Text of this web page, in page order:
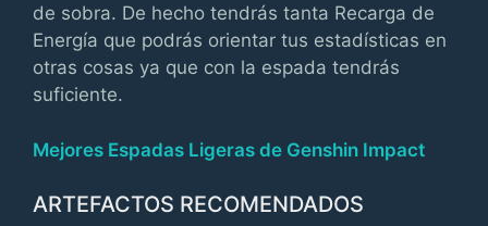
de sobra. De hecho tendrás tanta Recarga de
Energía que podrás orientar tus estadísticas en
otras cosas ya que con la espada tendrás
suficiente.
Mejores Espadas Ligeras de Genshin Impact
ARTEFACTOS RECOMENDADOS